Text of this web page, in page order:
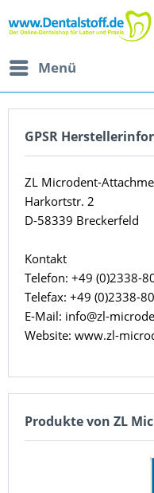
Menü
GPSR
ZL Microdent-
Harkortstr. 2
D-58339 Breckerfeld
Kontakt
Telefon: +49 (0)2338-
Telefax: +49 (0)2338-
E-Mail: info@zl-
Website: www.zl-
Produkte von ZL